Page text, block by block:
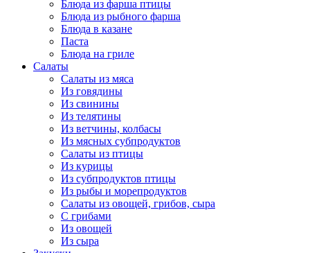
Блюда из фарша птицы
Блюда из рыбного фарша
Блюда в казане
Паста
Блюда на гриле
Салаты
Салаты из мяса
Из говядины
Из свинины
Из телятины
Из ветчины, колбасы
Из мясных субпродуктов
Салаты из птицы
Из курицы
Из субпродуктов птицы
Из рыбы и морепродуктов
Салаты из овощей, грибов, сыра
С грибами
Из овощей
Из сыра